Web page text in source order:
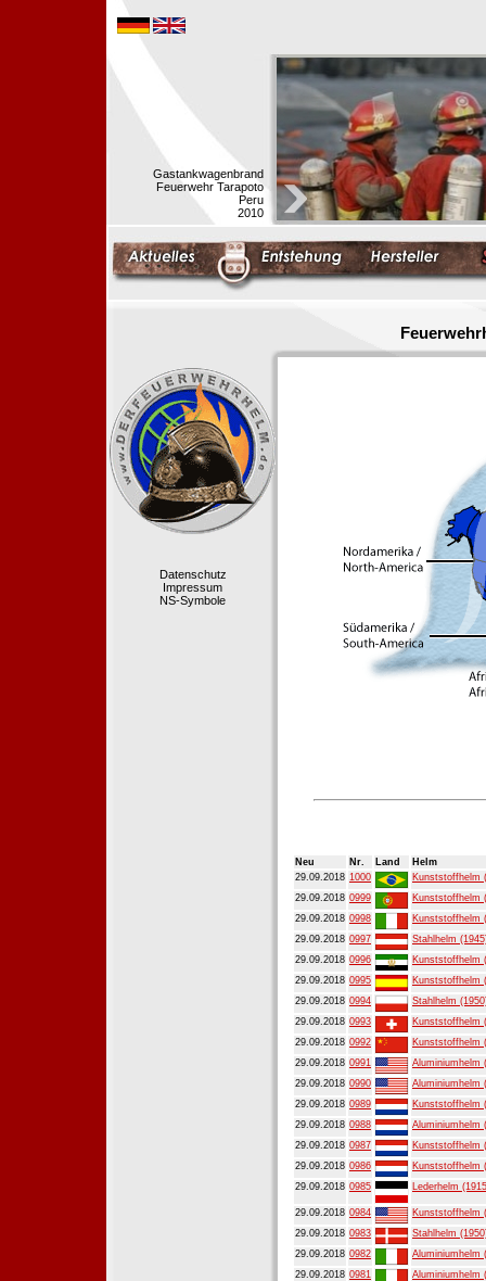
Gastankwagenbrand
Feuerwehr Tarapoto
Peru
2010
Datenschutz
Impressum
NS-Symbole
Neu Nr. Land
Helm
29.09.2018 1000
Kunststoffhelm
29.09.2018 0999
Kunststoffhelm
29.09.2018 0998
Kunststoffhelm
29.09.2018 0997
Stahlhelm
29.09.2018 0996
Kunststoffhelm
29.09.2018 0995
Kunststoffhelm
29.09.2018 0994
Stahlhelm
29.09.2018 0993
Kunststoffhelm
29.09.2018 0992
Kunststoffhelm
29.09.2018 0991
Aluminiumhelm
29.09.2018 0990
Aluminiumhelm
29.09.2018 0989
Kunststoffhelm
29.09.2018 0988
Aluminiumhelm
29.09.2018 0987
Kunststoffhelm
29.09.2018 0986
Kunststoffhelm
29.09.2018 0985 Lederhelm
29.09.2018 0984
Kunststoffhelm
29.09.2018 0983
Stahlhelm
29.09.2018 0982
Aluminiumhelm
29.09.2018 0981 Aluminiumhelm